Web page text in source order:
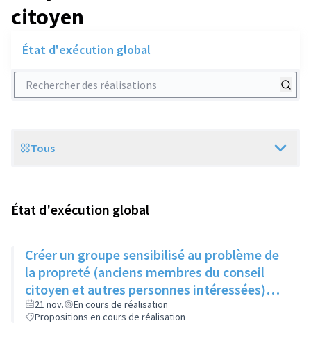
citoyen
État d'exécution global
Rechercher des réalisations
Scope
Tous
État d'exécution global
Créer un groupe sensibilisé au problème de
la propreté (anciens membres du conseil
citoyen et autres personnes intéressées)
qui, une fois par trimestre, ferait remonter
les informations au service concerné
21 nov.
En cours de réalisation
Propositions en cours de réalisation